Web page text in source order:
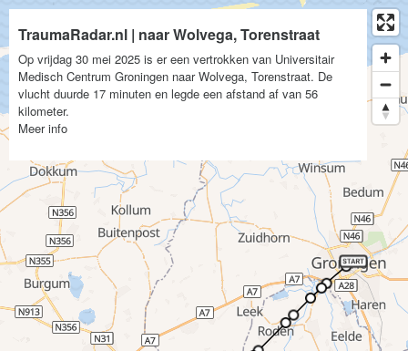
TraumaRadar.nl | naar Wolvega, Torenstraat
Op vrijdag 30 mei 2025 is er een vertrokken van Universitair
Medisch Centrum Groningen naar Wolvega, Torenstraat. De
vlucht duurde 17 minuten en legde een afstand af van 56
kilometer.
Meer info